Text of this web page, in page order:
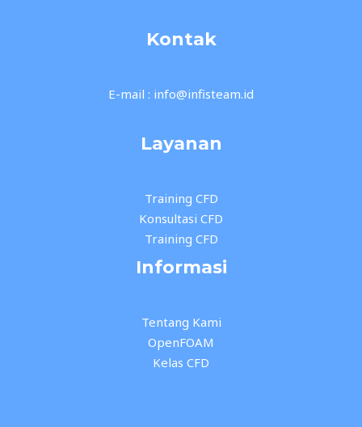
Kontak
E-mail : info@infisteam.id
Layanan
Training CFD
Konsultasi CFD
Training CFD
Informasi
Tentang Kami
OpenFOAM
Kelas CFD